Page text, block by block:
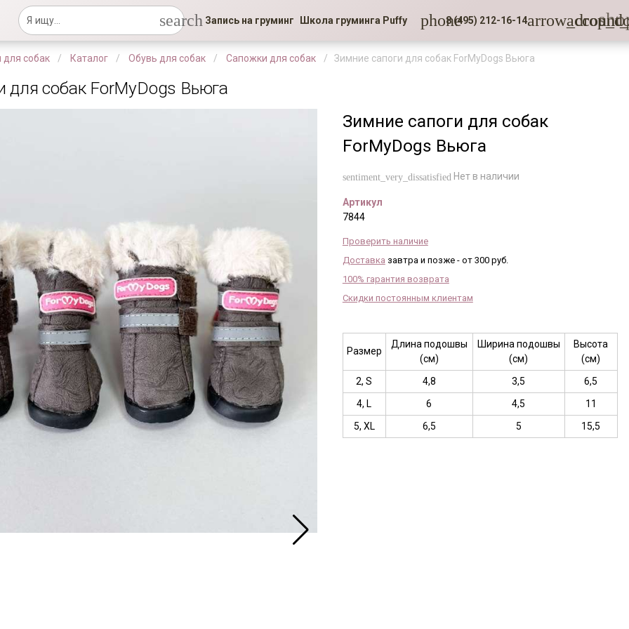
search Запись на груминг Школа груминга Puffy phone8 (495) 212-16-14
для собак Каталог Обувь для собак Сапожки для собак Зимние сапоги для собак ForMyDogs Вьюга
для собак ForMyDogs Вьюга
Зимние сапоги для собак
ForMyDogs Вьюга
sentiment_very_dissatisfied Нет в наличии
Артикул
7844
Проверить наличие
Доставка завтра и позже - от 300 руб.
100% гарантия возврата
Скидки постоянным клиентам
Размер
Длина подошвы
(см)
Ширина подошвы
(см)
Высота
(см)
2, S
4,8 3,5
6,5
4, L
6 4,5
11
5, XL
6,5 5 15,5